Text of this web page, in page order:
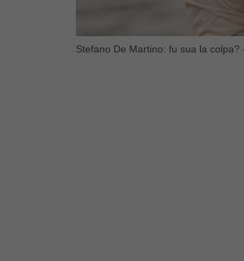
Stefano De Martino: fu sua la colpa?